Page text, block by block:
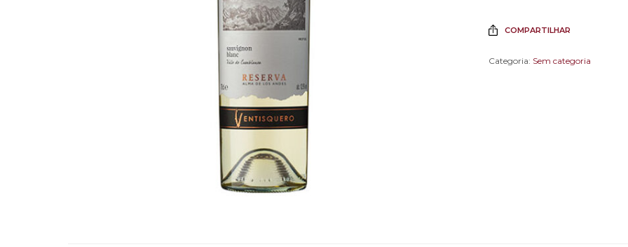
COMPARTILHAR
Categoria: Sem categoria